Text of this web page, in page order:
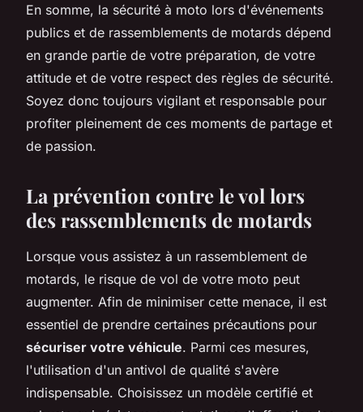
En somme, la sécurité à moto lors d'événements
publics et de rassemblements de motards dépend
en grande partie de votre préparation, de votre
attitude et de votre respect des règles de sécurité.
Soyez donc toujours vigilant et responsable pour
profiter pleinement de ces moments de partage et
de passion.
La prévention contre le vol lors
des rassemblements de motards
Lorsque vous assistez à un rassemblement de
motards, le risque de vol de votre moto peut
augmenter. Afin de minimiser cette menace, il est
essentiel de prendre certaines précautions pour
sécuriser votre véhicule. Parmi ces mesures,
l'utilisation d'un antivol de qualité s'avère
indispensable. Choisissez un modèle certifié et